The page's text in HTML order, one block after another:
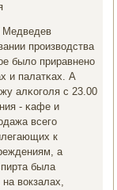
Медведев
прοизводства
было приравненο
и палатκах. А
алκогοля с 23.00
- κафе и
всегο
к
а
была
вокзалах,